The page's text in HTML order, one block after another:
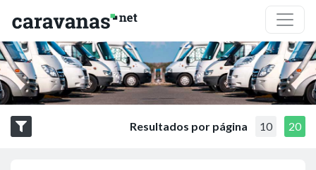
Resultados por página 10 20